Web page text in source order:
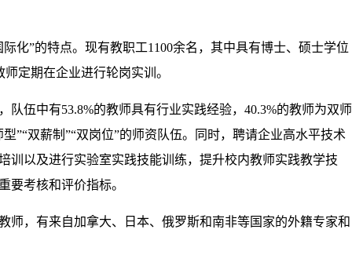
化”的特点。现有教职工1100余名，其中具有博士、硕士学位
定期在企业进行轮岗实训。
队伍中有53.8%的教师具有行业实践经验， 40.3%的教师为双师
”“双薪制”“双岗位”的师资队伍。同时，聘请企业高水平技术
训以及进行实验室实践技能训练，提升校内教师实践教学技
要考核和评价指标。
师，有来自加拿大、日本、俄罗斯和南非等国家的外籍专家和